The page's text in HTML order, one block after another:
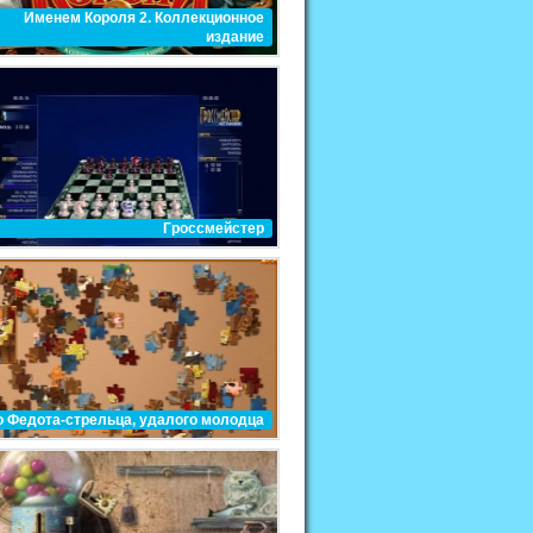
Именем Короля 2. Коллекционное
издание
Гроссмейстер
Федота-стрельца, удалого молодца